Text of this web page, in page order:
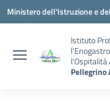
Vai ai contenuti
Vai al menu di navigazione
Vai al footer
Ministero dell'Istruzione e
Istituto
l'Ospitalità
Pellegrino